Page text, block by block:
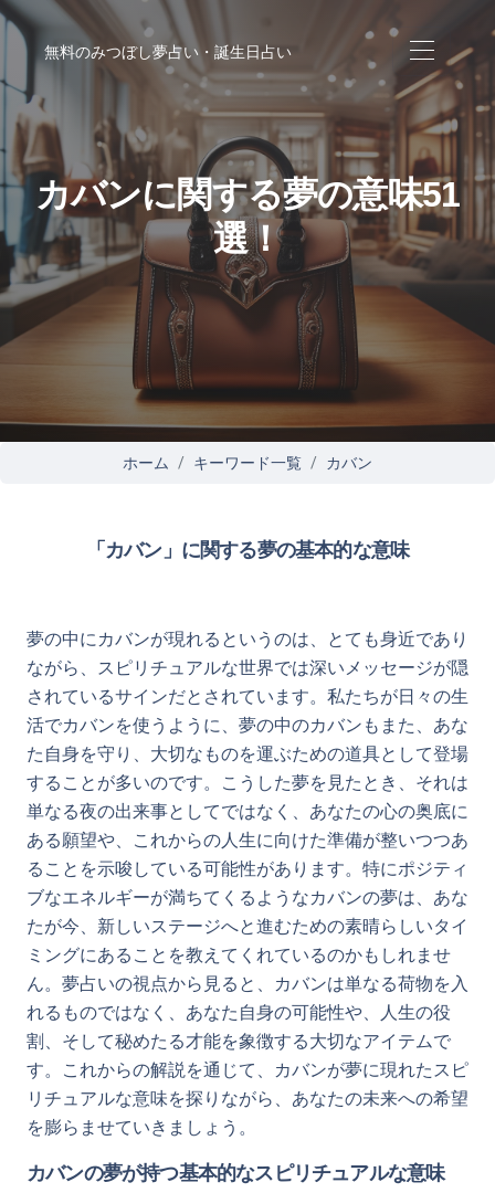
無料のみつぼし夢占い・誕生日占い
カバンに関する夢の意味51
選！
ホーム キーワード一覧 カバン
「カバン」に関する夢の基本的な意味
夢の中にカバンが現れるというのは、とても身近であり
ながら、スピリチュアルな世界では深いメッセージが隠
されているサインだとされています。私たちが日々の生
活でカバンを使うように、夢の中のカバンもまた、あな
た自身を守り、大切なものを運ぶための道具として登場
することが多いのです。こうした夢を見たとき、それは
単なる夜の出来事としてではなく、あなたの心の奥底に
ある願望や、これからの人生に向けた準備が整いつつあ
ることを示唆している可能性があります。特にポジティ
ブなエネルギーが満ちてくるようなカバンの夢は、あな
たが今、新しいステージへと進むための素晴らしいタイ
ミングにあることを教えてくれているのかもしれませ
ん。夢占いの視点から見ると、カバンは単なる荷物を入
れるものではなく、あなた自身の可能性や、人生の役
割、そして秘めたる才能を象徴する大切なアイテムで
す。これからの解説を通じて、カバンが夢に現れたスピ
リチュアルな意味を探りながら、あなたの未来への希望
を膨らませていきましょう。
カバンの夢が持つ基本的なスピリチュアルな意味